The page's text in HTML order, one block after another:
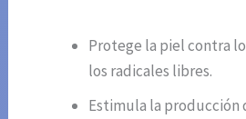
Protege la piel contra
los radicales libres.
Estimula la producción